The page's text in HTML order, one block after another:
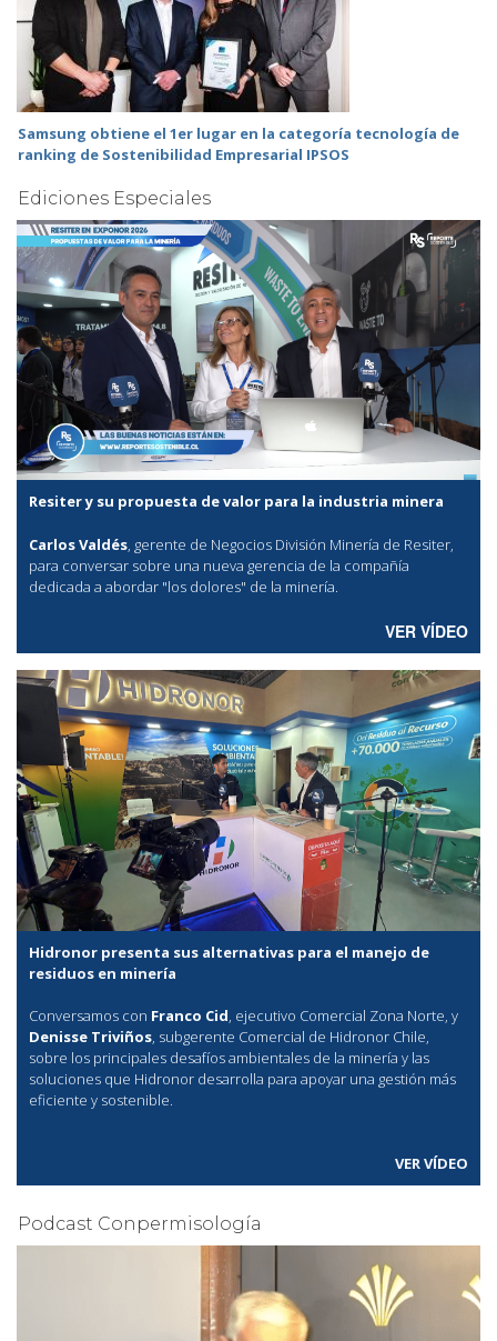
Samsung obtiene el 1er lugar en la categoría tecnología de
ranking de Sostenibilidad Empresarial IPSOS
Ediciones Especiales
Resiter y su propuesta de valor para la industria minera
Carlos Valdés, gerente de Negocios División Minería de Resiter,
para conversar sobre una nueva gerencia de la compañía
dedicada a abordar "los dolores" de la minería.
VER VÍDEO
Hidronor presenta sus alternativas para el manejo de
residuos en minería
Conversamos con Franco Cid, ejecutivo Comercial Zona Norte, y
Denisse Triviños, subgerente Comercial de Hidronor Chile,
sobre los principales desafíos ambientales de la minería y las
soluciones que Hidronor desarrolla para apoyar una gestión más
eficiente y sostenible.
VER VÍDEO
Podcast Conpermisología